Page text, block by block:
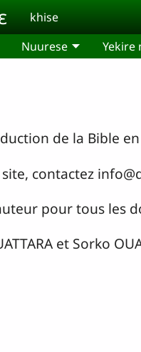
khise
Nuurese Yekire
de la Bible
contactez
pour tous
et Sorko